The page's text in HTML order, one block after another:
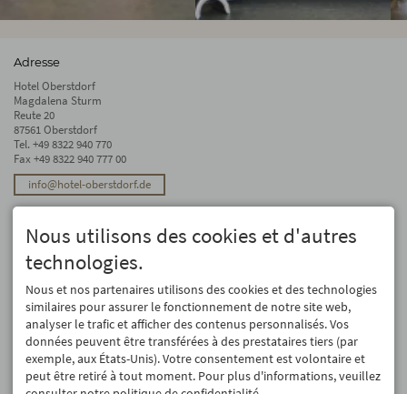
Adresse
Hotel Oberstdorf
Magdalena Sturm
Reute 20
87561 Oberstdorf
Tel. +49 8322 940 770
Fax +49 8322 940 777 00
info@hotel-oberstdorf.de
We will not forward your email address. And we don’t like spam, either. We
promise! You can unsubscribe at any time.
Registre
Nous utilisons des cookies et d'autres
technologies.
Nous et nos partenaires utilisons des cookies et des technologies
similaires pour assurer le fonctionnement de notre site web,
analyser le trafic et afficher des contenus personnalisés. Vos
données peuvent être transférées à des prestataires tiers (par
exemple, aux États-Unis). Votre consentement est volontaire et
peut être retiré à tout moment. Pour plus d'informations, veuillez